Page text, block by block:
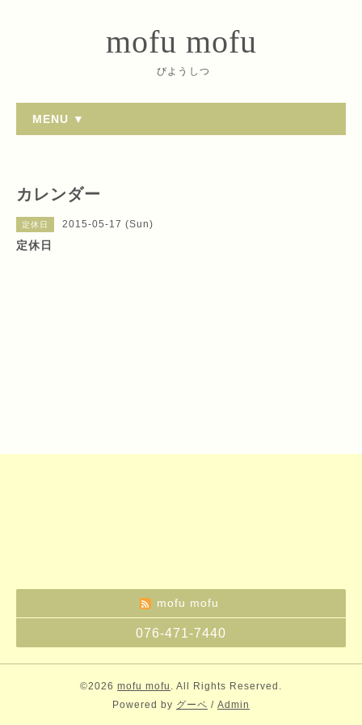
mofu mofu
びようしつ
MENU ▼
カレンダー
定休日 2015-05-17 (Sun)
定休日
mofu mofu
076-471-7440
©2026 mofu mofu . All Rights Reserved.
Powered by グーペ / Admin